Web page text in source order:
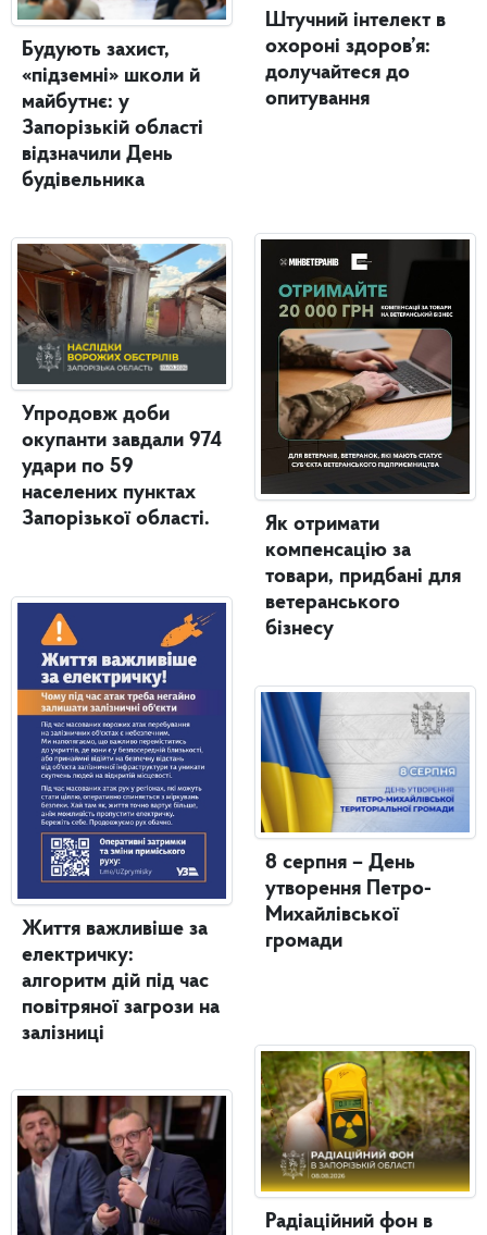
Будують захист,
«підземні» школи й
майбутнє: у
Запорізькій області
відзначили День
будівельника
Упродовж доби
окупанти завдали 974
удари по 59
населених пунктах
Запорізької області.
Життя важливіше за
електричку:
алгоритм дій під час
повітряної загрози на
залізниці
Штучний інтелект в
охороні здоров’я:
долучайтеся до
опитування
Як отримати
компенсацію за
товари, придбані для
ветеранського
бізнесу
8 серпня – День
утворення Петро-
Михайлівської
громади
Радіаційний фон в